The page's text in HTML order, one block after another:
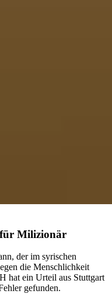
für Milizionär
der im syrischen
die Menschlichkeit
hat ein Urteil aus Stuttgart
gefunden.